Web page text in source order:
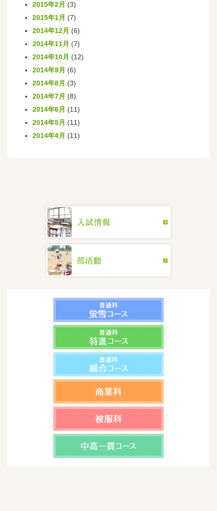
2015年2月 (3)
2015年1月 (7)
2014年12月 (6)
2014年11月 (7)
2014年10月 (12)
2014年9月 (6)
2014年8月 (3)
2014年7月 (8)
2014年6月 (11)
2014年5月 (11)
2014年4月 (11)